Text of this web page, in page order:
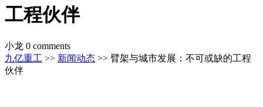
工程伙伴
小龙 0 comments
九亿重工 >> 新闻动态 >> 臂架与城市发展：不可或缺的工程
伙伴